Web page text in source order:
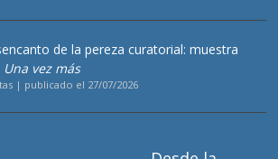
de la pereza curatorial: muestra
Una vez más
| publicado el 27/07/2026